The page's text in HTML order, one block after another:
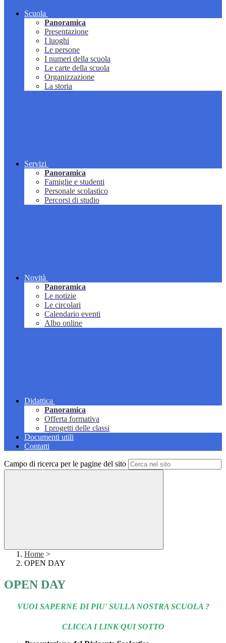
Scuola
Panoramica
Presentazione
I luoghi
Le persone
I numeri della scuola
Le carte della scuola
Organizzazione
La storia
Servizi
Panoramica
Famiglie e studenti
Personale scolastico
Percorsi di studio
Novità
Panoramica
Le notizie
Le circolari
Calendario eventi
Albo online
Didattica
Panoramica
Offerta formativa
I progetti delle classi
Documenti utili
Contatti
Campo di ricerca per le pagine del sito
Home >
OPEN DAY
OPEN DAY
VUOI SAPERNE DI PIU' SULLA NOSTRA SCUOLA ?
CLICCA I LINK QUI SOTTO